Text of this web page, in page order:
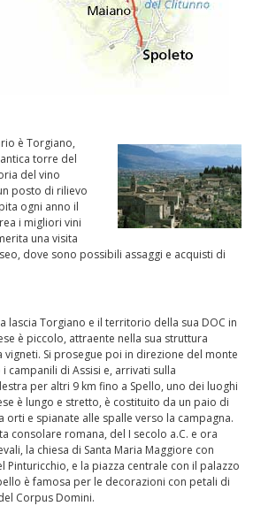
è Torgiano,
torre del
del vino
posto di rilievo
ogni anno il
i migliori vini
una visita
dove sono possibili assaggi e acquisti di
lascia Torgiano e il territorio della sua DOC in
è piccolo, attraente nella sua struttura
Si prosegue poi in direzione del monte
campanili di Assisi e, arrivati sulla
per altri 9 km fino a Spello, uno dei luoghi
è lungo e stretto, è costituito da un paio di
orti e spianate alle spalle verso la campagna.
consolare romana, del I secolo a.C. e ora
la chiesa di Santa Maria Maggiore con
Pinturicchio, e la piazza centrale con il palazzo
è famosa per le decorazioni con petali di
Corpus Domini.